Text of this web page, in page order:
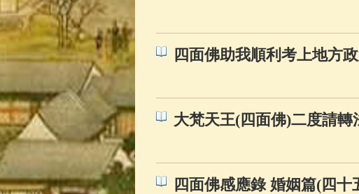
四面佛助我順利考上地方
大梵天王(四面佛)二度請轉
四面佛感應錄 婚姻篇(四